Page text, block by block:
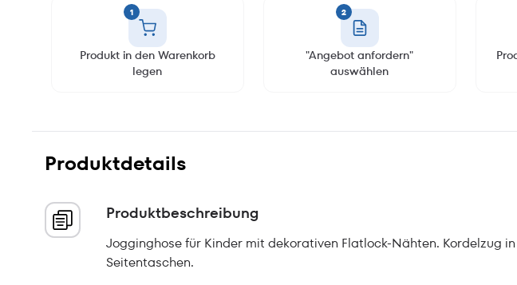
1
Produkt in den Warenkorb
legen
2
"Angebot anfordern"
auswählen
Produktdetails
Produktbeschreibung
Jogginghose für Kinder mit dekorativen Flatlock-Nähten. Kordelzug
Seitentaschen.